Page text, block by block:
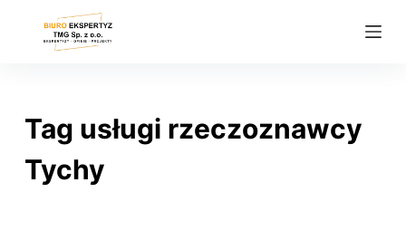
Tag usługi rzeczoznawcy
Tychy